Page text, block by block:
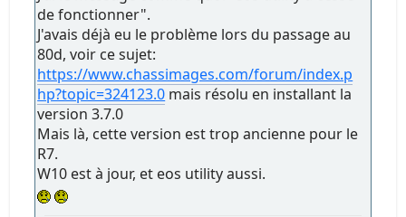
de fonctionner".
J'avais déjà eu le problème lors du passage au
80d, voir ce sujet:
https://www.chassimages.com/forum/index.p
hp?topic=324123.0 mais résolu en installant la
version 3.7.0
Mais là, cette version est trop ancienne pour le
R7.
W10 est à jour, et eos utility aussi.